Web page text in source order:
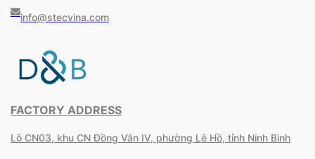
info@stecvina.com
FACTORY ADDRESS
Lô CN03, khu CN Đồng Văn IV, phường Lê Hồ, tỉnh Ninh Bình